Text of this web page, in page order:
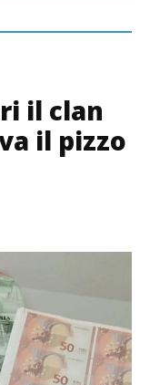
il clan
il pizzo